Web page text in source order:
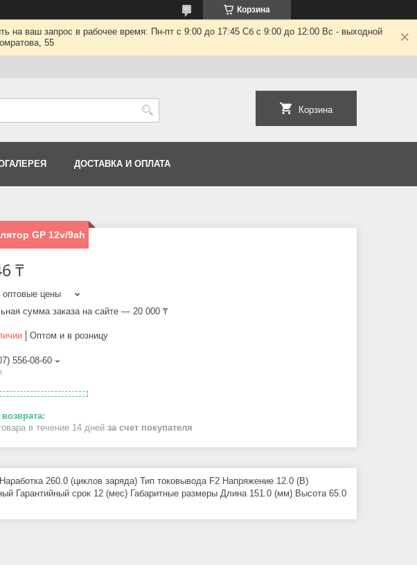
Корзина
на ваш запрос в рабочее время: Пн-пт с 9:00 до 17:45 Сб с 9:00 до 12:00 Вс - выходной
55
Корзина
ДОСТАВКА И ОПЛАТА
GP 12v/9аh
₸
оптовые цены
сумма заказа на сайте — 20 000 ₸
Оптом и в розницу
556-08-60
в течение 14 дней за счет покупателя
260.0 (циклов заряда) Тип токовывода F2 Напряжение 12.0 (В)
Гарантийный срок 12 (мес) Габаритные размеры Длина 151.0 (мм) Высота 65.0